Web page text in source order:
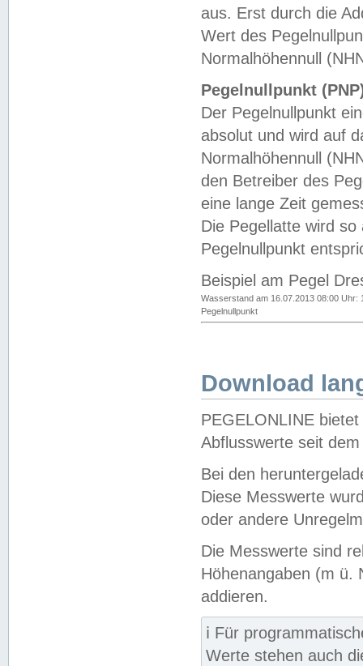
aus. Erst durch die
Wert des
Normalhöhennull
Pegelnullpunkt
Der Pegelnullpunkt
absolut und wird auf
Normalhöhennull
den Betreiber des
eine lange Zeit
Die Pegellatte wird
Pegelnullpunkt
Beispiel am Pegel
Wasserstand am 16.07.2013 08:00 Uhr:
Pegelnullpunkt
Download
PEGELONLINE
Abflusswerte seit
Bei den
Diese Messwerte
oder andere
Die Messwerte sind
Höhenangaben (m ü.
addieren.
ℹ️ Für
Werte stehen auch